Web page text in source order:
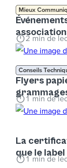
Mieux
2 min de
Conseils
Flyers
1min de
La
que le
1min de